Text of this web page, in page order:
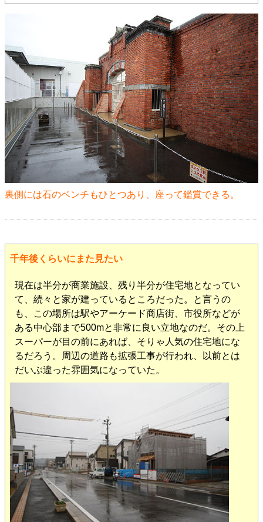
裏側には石のベンチもひとつあり、座って鑑賞できる。
千年後くらいにまた見たい
現在は半分が商業施設、残り半分が住宅地となってい
て、続々と家が建っているところだった。と言うの
も、この場所は駅やアーケード商店街、市役所などが
ある中心部まで500mと非常に良い立地なのだ。その上
スーパーが目の前にあれば、そりゃ人気の住宅地にな
るだろう。周辺の道路も拡張工事が行われ、以前とは
だいぶ違った雰囲気になっていた。